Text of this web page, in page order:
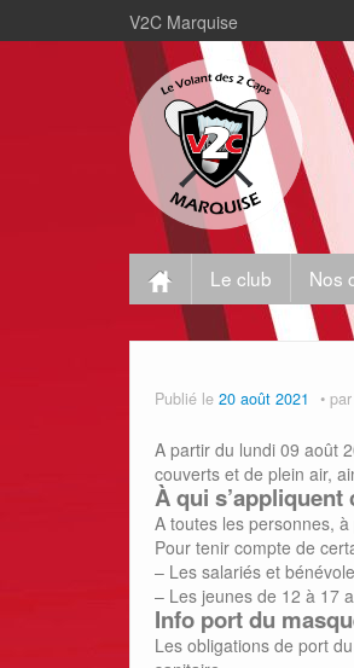
V2C Marquise
Le club Nos
Publié le 20 août 2021 par
A partir du lundi 09 août
couverts et de plein air,
À qui s’appliquent
A toutes les personnes,
Pour tenir compte de
– Les salariés et
– Les jeunes de 12 à 17
Info port du
Les obligations de port